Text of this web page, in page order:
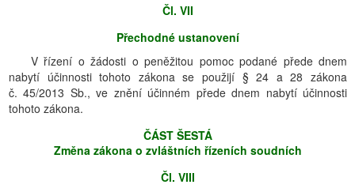
Čl. VII
Přechodné ustanovení
V řízení o žádosti o peněžitou pomoc podané přede dnem
nabytí účinnosti tohoto zákona se použijí § 24 a 28 zákona
č. 45/2013 Sb., ve znění účinném přede dnem nabytí účinnosti
tohoto zákona.
ČÁST ŠESTÁ
Změna zákona o zvláštních řízeních soudních
Čl. VIII